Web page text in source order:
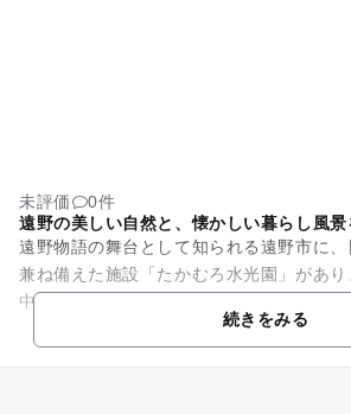
未評価
0件
遠野の美しい自然と、懐かしい暮らし風
遠野物語の舞台として知られる遠野市に
兼ね備えた施設「たかむろ水光園」があ
中、美しい四季折々の自然に触れることが
は遠野物語の話者である...続きをみる